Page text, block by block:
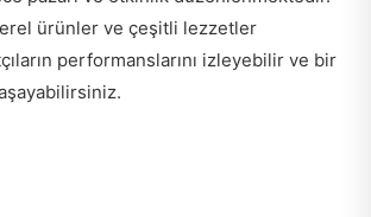
ürünler ve çeşitli lezzetler
performanslarını izleyebilir ve bir